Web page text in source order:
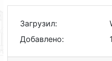
Загрузил:
Добавлено: